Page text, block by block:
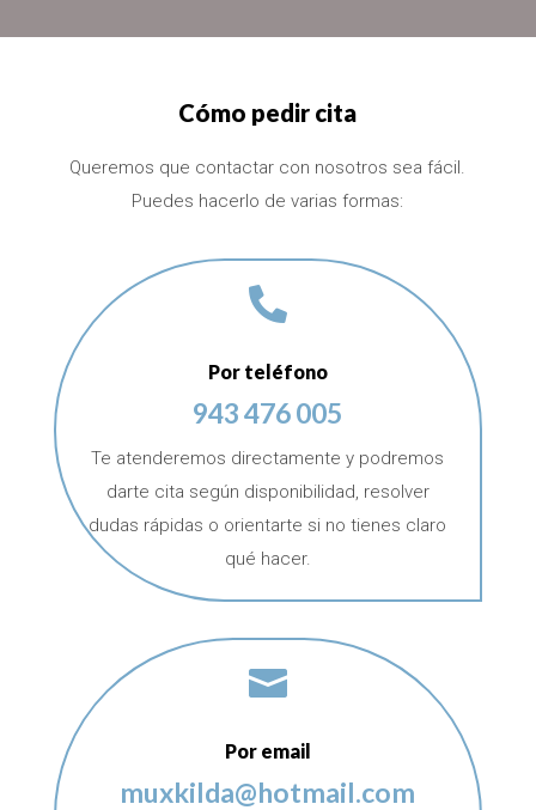
Cómo pedir cita
Queremos que contactar con nosotros sea fácil.
Puedes hacerlo de varias formas:

Por teléfono
943 476 005
Te atenderemos directamente y podremos
darte cita según disponibilidad, resolver
dudas rápidas o orientarte si no tienes claro
qué hacer.

Por email
muxkilda@hotmail.com